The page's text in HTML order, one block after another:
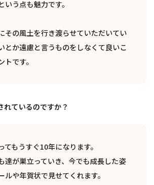
いう点も魅力です。
その風土を行き渡らせていただいてい
とか遠慮と言うものをしなくて良いこ
です。
れているのですか？
てもうすぐ10年になります。
達が巣立っていき、今でも成長した姿
ルや年賀状で見せてくれます。